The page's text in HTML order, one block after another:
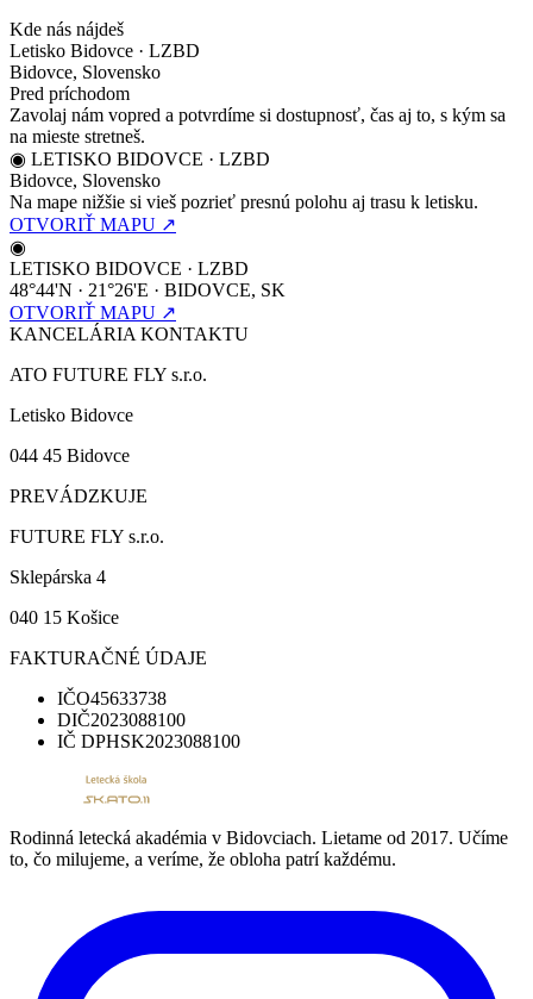
Kde nás nájdeš
Letisko Bidovce · LZBD
Bidovce, Slovensko
Pred príchodom
Zavolaj nám vopred a potvrdíme si dostupnosť, čas aj to, s kým sa
na mieste stretneš.
◉ LETISKO BIDOVCE · LZBD
Bidovce, Slovensko
Na mape nižšie si vieš pozrieť presnú polohu aj trasu k letisku.
OTVORIŤ MAPU ↗
◉
LETISKO BIDOVCE · LZBD
48°44'N · 21°26'E · BIDOVCE, SK
OTVORIŤ MAPU ↗
KANCELÁRIA KONTAKTU
ATO FUTURE FLY s.r.o.
Letisko Bidovce
044 45 Bidovce
PREVÁDZKUJE
FUTURE FLY s.r.o.
Sklepárska 4
040 15 Košice
FAKTURAČNÉ ÚDAJE
IČO45633738
DIČ2023088100
IČ DPHSK2023088100
Rodinná letecká akadémia v Bidovciach. Lietame od 2017. Učíme
to, čo milujeme, a veríme, že obloha patrí každému.